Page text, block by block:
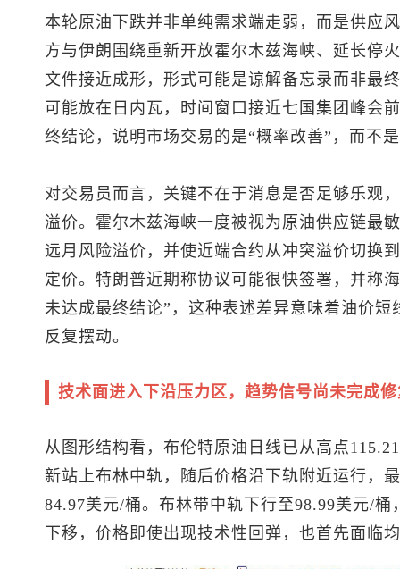
本轮原油下跌并非单纯需求端走弱，而是供应
方与伊朗围绕重新开放霍尔木兹海峡、延长停
文件接近成形，形式可能是谅解备忘录而非最
可能放在日内瓦，时间窗口接近七国集团峰会
终结论，说明市场交易的是“概率改善”，而不
对交易员而言，关键不在于消息是否足够乐观
溢价。霍尔木兹海峡一度被视为原油供应链最
远月风险溢价，并使近端合约从冲突溢价切换
定价。特朗普近期称协议可能很快签署，并称
未达成最终结论”，这种表述差异意味着油价
反复摆动。
技术面进入下沿压力区，趋势信号尚未完成
从图形结构看， 布伦特原油 日线已从高点
新站上布林中轨，随后价格沿下轨附近运行，
84.97美元/桶。布林带中轨下行至98.99美元/
下移，价格即使出现技术性回弹，也首先面临